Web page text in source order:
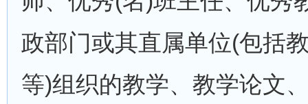
政部门或其直属单位(包括
等)组织的教学、教学论文